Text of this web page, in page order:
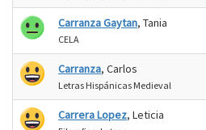
Carranza Gaytan, Tania
CELA
Carranza, Carlos
Letras Hispánicas Medieval
Carrera Lopez, Leticia